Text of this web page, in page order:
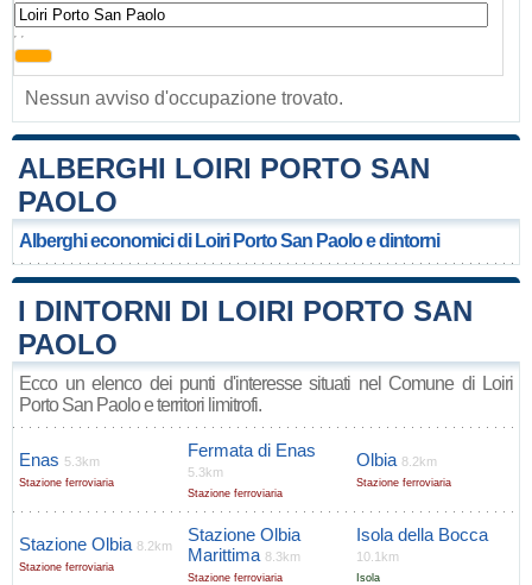
, ,
Nessun avviso d'occupazione trovato.
ALBERGHI LOIRI PORTO SAN
PAOLO
Alberghi economici di Loiri Porto San Paolo e dintorni
I DINTORNI DI LOIRI PORTO SAN
PAOLO
Ecco un elenco dei punti d'interesse situati nel Comune di Loiri
Porto San Paolo e territori limitrofi.
Enas 5.3km
Stazione ferroviaria
Fermata di Enas
5.3km
Stazione ferroviaria
Olbia 8.2km
Stazione ferroviaria
Stazione Olbia 8.2km
Stazione ferroviaria
Stazione Olbia
Marittima 8.3km
Stazione ferroviaria
Isola della Bocca
10.1km
Isola